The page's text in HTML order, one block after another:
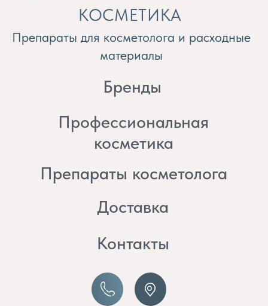
8 (982) 297 07 97
Профессиональная
Препараты косметолога
Доставка
8 (982) 277 07 97